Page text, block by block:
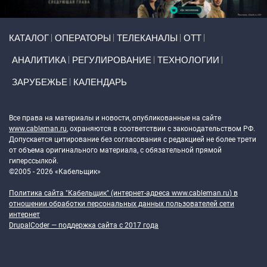
КАТАЛОГ ОПЕРАТОРЫ ТЕЛЕКАНАЛЫ ОТТ
АНАЛИТИКА РЕГУЛИРОВАНИЕ ТЕХНОЛОГИИ
ЗАРУБЕЖЬЕ КАЛЕНДАРЬ
Все права на материалы и новости, опубликованные на сайте
www.cableman.ru, охраняются в соответствии с законодательством РФ.
Допускается цитирование без согласования с редакцией не более трети
от объема оригинального материала, с обязательной прямой
гиперссылкой.
©2005 - 2026 «Кабельщик»
Политика сайта "Кабельщик" (интернет-адреса www.cableman.ru) в
отношении обработки персональных данных пользователей сети
интернет
DrupalCoder — поддержка сайта c 2017 года